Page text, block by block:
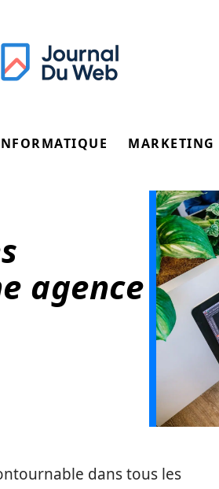
MARKETING
agence
dans tous les